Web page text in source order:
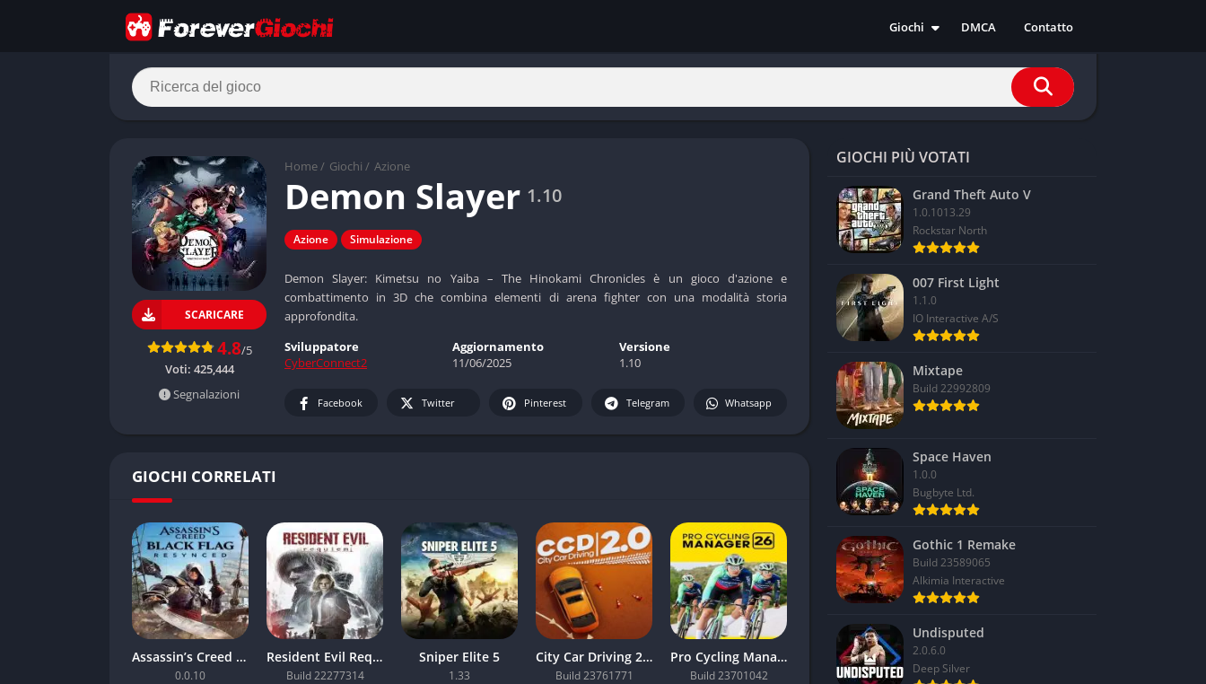
Giochi
Azione
Casual
Indie
RPG
Simulazione
Sport
Strategia
DMCA Contatto
Home / Giochi / Azione
Demon Slayer 1.10
Azione Simulazione
Demon Slayer: Kimetsu no Yaiba – The Hinokami Chronicles è un gioco d'azione e
combattimento in 3D che combina elementi di arena fighter con una modalità storia
approfondita.
SCARICARE
4.8/5
Voti: 425,444
Segnalazioni
Sviluppatore
CyberConnect2
Aggiornamento
11/06/2025
Versione
1.10
Facebook Twitter Pinterest Telegram Whatsapp
GIOCHI CORRELATI
Assassin’s Creed Black Flag Resynced
0.0.10
Resident Evil Requiem
Build 22277314
Sniper Elite 5
1.33
City Car Driving 2.0
Build 23761771
Pro Cycling Manager 26
Build 23701042
GIOCHI PIÙ VOTATI
Grand Theft Auto V
1.0.1013.29
Rockstar North
007 First Light
1.1.0
IO Interactive A/S
Mixtape
Build 22992809
Space Haven
1.0.0
Bugbyte Ltd.
Gothic 1 Remake
Build 23589065
Alkimia Interactive
Undisputed
2.0.6.0
Deep Silver